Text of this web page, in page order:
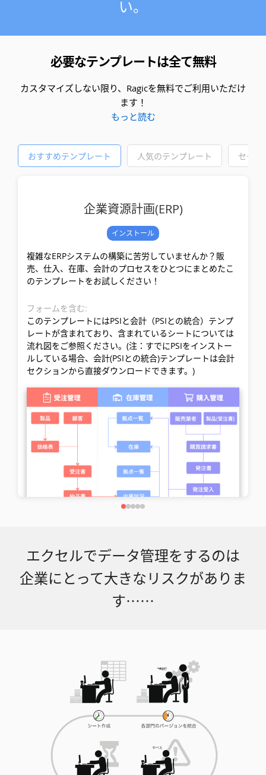
い。
必要なテンプレートは全て無料
カスタマイズしない限り、Ragicを無料でご利用いただけ
ます！
もっと読む
おすすめテンプレート 人気のテンプレート セール
企業資源計画(ERP)
インストール
複雑なERPシステムの構築に苦労していませんか？販
売、仕入、在庫、会計のプロセスをひとつにまとめたこ
のテンプレートをお試しください！
フォームを含む:
このテンプレートにはPSIと会計（PSIとの統合）テンプ
レートが含まれており、含まれているシートについては
流れ図をご参照ください。(注：すでにPSIをインストー
ルしている場合、会計(PSIとの統合)テンプレートは会計
セクションから直接ダウンロードできます。)
エクセルでデータ管理をするのは
企業にとって大きなリスクがありま
す⋯⋯